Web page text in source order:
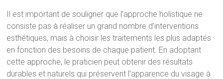
Il est important de souligner que l’approche holistique ne
consiste pas à réaliser un grand nombre d’interventions
esthétiques, mais à choisir les traitements les plus adaptés
en fonction des besoins de chaque patient. En adoptant
cette approche, le praticien peut obtenir des résultats
durables et naturels qui préservent l’apparence du visage à